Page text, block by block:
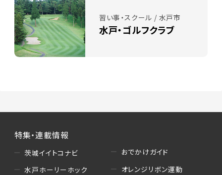
習い事・スクール / 水戸市
水戸・ゴルフクラブ
特集・連載情報
茨城イイトコナビ
水戸ホーリーホック
おでかけガイド
オレンジリボン運動